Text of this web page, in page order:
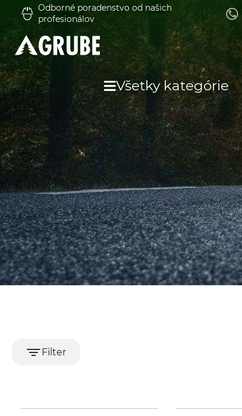
Odborné poradenstvo od našich
profesionálov
Všetky kategórie
Filter